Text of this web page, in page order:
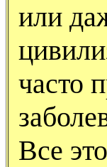
или
часто
Все